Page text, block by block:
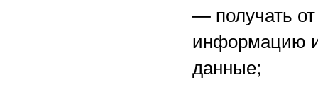
— получать
информацию
данные;